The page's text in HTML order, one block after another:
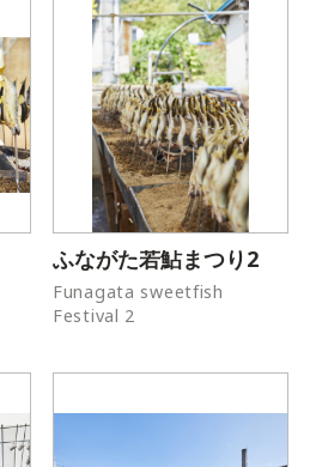
ふながた若鮎まつり2
Funagata sweetfish
Festival 2